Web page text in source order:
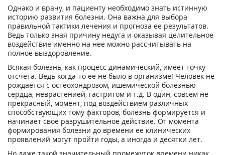
Однако и врачу, и пациенту необходимо знать истинную
историю развития болезни. Она важна для выбора
правильной тактики лечения и прогноза ее результатов.
Ведь только зная причину недуга и оказывая целительное
воздействие именно на нее можно рассчитывать на
полное выздоровление.
Всякая болезнь, как процесс динамический, имеет точку
отсчета. Ведь когда-то ее не было в организме! Человек не
рождается с остеохондрозом, ишемической болезнью
сердца, неврастенией, гастритом и т.д. В один, совсем не
прекрасный, момент, под воздействием различных
способствующих тому факторов, болезнь формируется и
начинает свое разрушительное действие. От момента
формирования болезни до времени ее клинических
проявлений могут пройти годы, а иногда и десятки лет.
Но даже такой значительный промежуток времени никак